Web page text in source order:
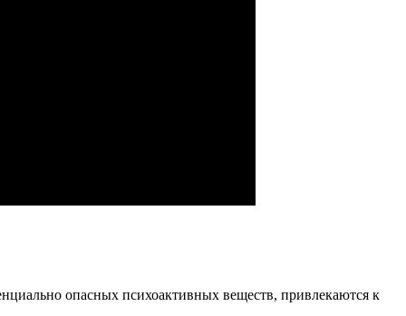
опасных психоактивных веществ, привлекаются к